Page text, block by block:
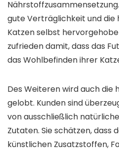
gute Verträglichkeit und die
Katzen selbst
zufrieden damit, dass das
das Wohlbefinden ihrer
Des Weiteren wird auch die
gelobt. Kunden sind
von ausschließlich
Zutaten. Sie schätzen, dass
künstlichen Zusatzstoffen,